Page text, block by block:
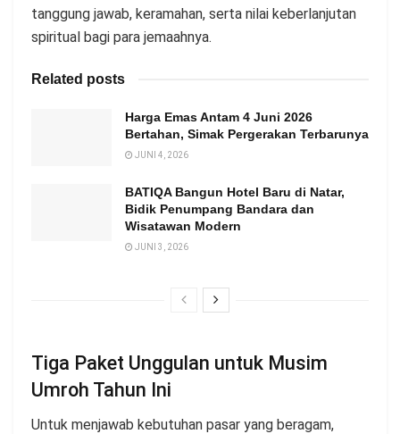
tanggung jawab, keramahan, serta nilai keberlanjutan
spiritual bagi para jemaahnya.
Related posts
Harga Emas Antam 4 Juni 2026
Bertahan, Simak Pergerakan Terbarunya
JUNI 4, 2026
BATIQA Bangun Hotel Baru di Natar,
Bidik Penumpang Bandara dan
Wisatawan Modern
JUNI 3, 2026
Tiga Paket Unggulan untuk Musim
Umroh Tahun Ini
Untuk menjawab kebutuhan pasar yang beragam,